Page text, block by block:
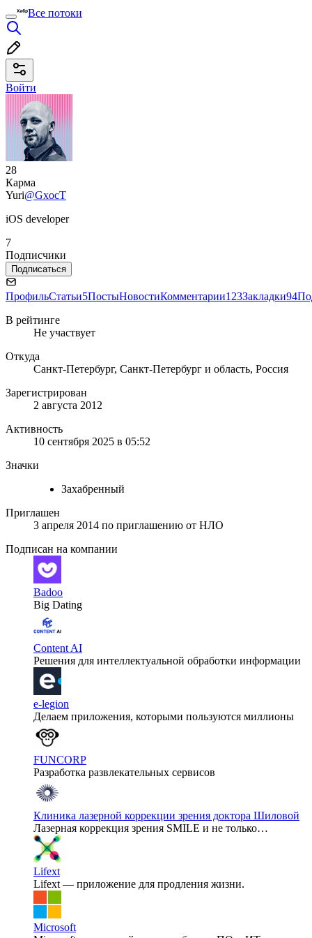
Все потоки
Войти
28
Карма
Yuri@GxocT
iOS developer
7
Подписчики
Подписаться
ПрофильСтатьи5ПостыНовостиКомментарии123Закладки94
В рейтинге
Не участвует
Откуда
Санкт-Петербург, Санкт-Петербург и область, Россия
Зарегистрирован
2 августа 2012
Активность
10 сентября 2025 в 05:52
Значки
Захабренный
Приглашен
3 апреля 2014 по приглашению от НЛО
Подписан на компании
Badoo
Big Dating
Content AI
Решения для интеллектуальной обработки информации
e-legion
Делаем приложения, которыми пользуются миллионы
FUNCORP
Разработка развлекательных сервисов
Клиника лазерной коррекции зрения доктора Шиловой
Лазерная коррекция зрения SMILE и не только…
Lifext
Lifext — приложение для продления жизни.
Microsoft